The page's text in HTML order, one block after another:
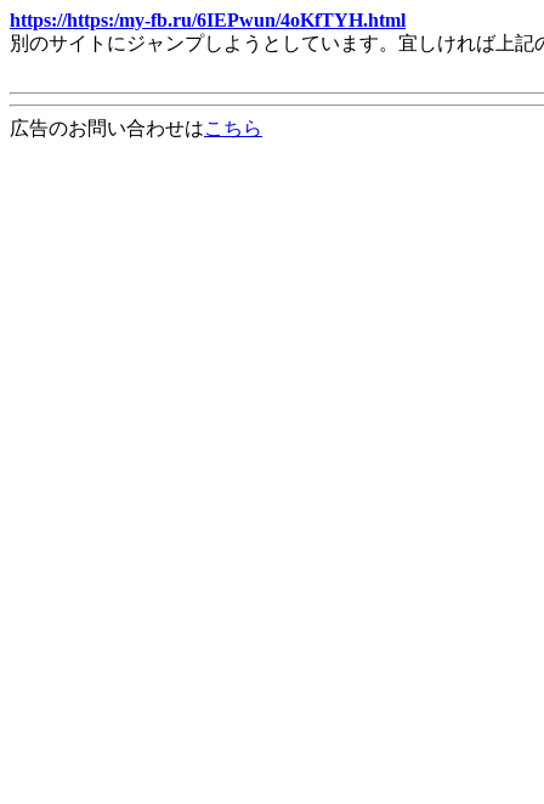
https://https:/my-fb.ru/6IEPwun/4oKfTYH.html
別のサイトにジャンプしようとしています。宜しければ上
広告のお問い合わせはこちら